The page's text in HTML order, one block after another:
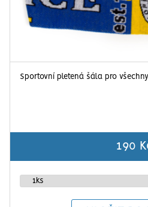
Sportovní pletená šála pro
190